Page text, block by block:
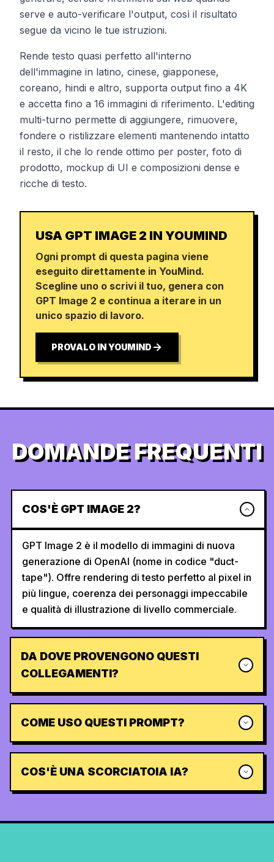
serve e auto-verificare l'output, così il risultato
segue da vicino le tue istruzioni.
Rende testo quasi perfetto all'interno
dell'immagine in latino, cinese, giapponese,
coreano, hindi e altro, supporta output fino a 4K
e accetta fino a 16 immagini di riferimento. L'editing
multi-turno permette di aggiungere, rimuovere,
fondere o ristilizzare elementi mantenendo intatto
il resto, il che lo rende ottimo per poster, foto di
prodotto, mockup di UI e composizioni dense e
ricche di testo.
USA GPT IMAGE 2 IN YOUMIND
Ogni prompt di questa pagina viene
eseguito direttamente in YouMind.
Scegline uno o scrivi il tuo, genera con
GPT Image 2 e continua a iterare in un
unico spazio di lavoro.
PROVALO IN YOUMIND
DOMANDE FREQUENTI
COS'È GPT IMAGE 2?
GPT Image 2 è il modello di immagini di nuova
generazione di OpenAI (nome in codice "duct-
tape"). Offre rendering di testo perfetto al pixel in
più lingue, coerenza dei personaggi impeccabile
e qualità di illustrazione di livello commerciale.
DA DOVE PROVENGONO QUESTI
COLLEGAMENTI?
COME USO QUESTI PROMPT?
COS'È UNA SCORCIATOIA IA?